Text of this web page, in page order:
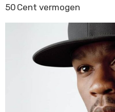
50 Cent vermogen